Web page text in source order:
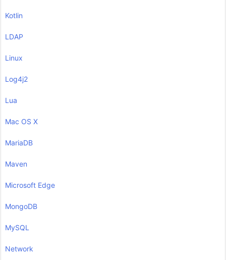
Kotlin
LDAP
Linux
Log4j2
Lua
Mac OS X
MariaDB
Maven
Microsoft Edge
MongoDB
MySQL
Network